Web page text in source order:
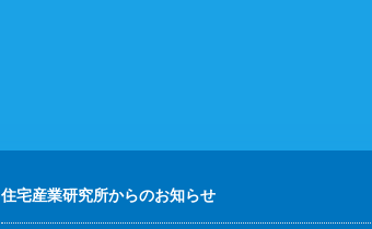
住宅産業研究所からのお知らせ